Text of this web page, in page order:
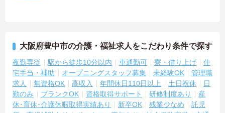
大阪府豊中市の介護・福祉求人をこだわり条件で探す
夜勤専従 駅から徒歩10分以内 車通勤可 寮・借り上げ
住
宅手当・補助
オープニングスタッフ募集 未経験OK
管理職
求人
無資格OK 高収入 年間休日110日以上 土日祝休
日
勤のみ
ブランクOK 資格取得サポート 研修制度あり
産
休･育休･介護休暇取得実績あり
新卒OK 残業少なめ
託児